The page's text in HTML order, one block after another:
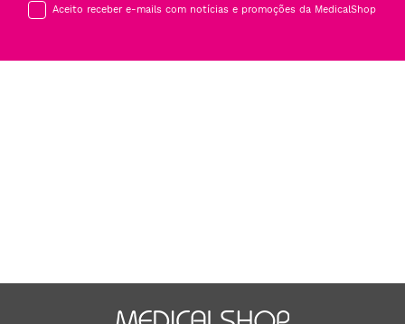
Aceito receber e-mails com notícias e promoções da MedicalShop